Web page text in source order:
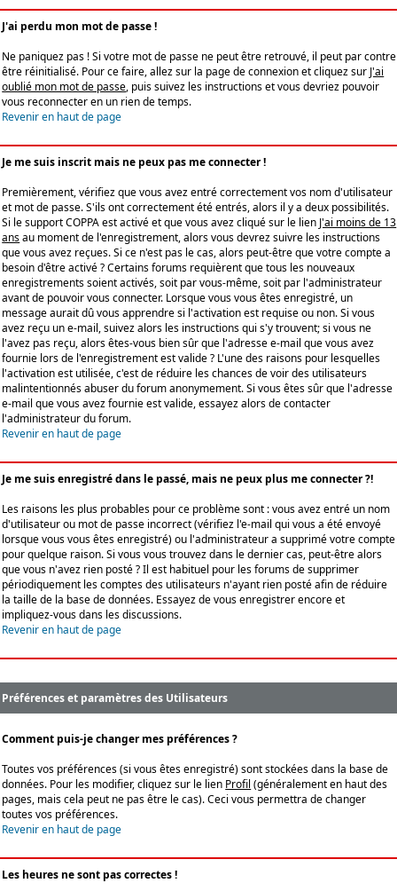
J'ai perdu mon mot de passe !
Ne paniquez pas ! Si votre mot de passe ne peut être retrouvé, il peut par contre
être réinitialisé. Pour ce faire, allez sur la page de connexion et cliquez sur J'ai
oublié mon mot de passe, puis suivez les instructions et vous devriez pouvoir
vous reconnecter en un rien de temps.
Revenir en haut de page
Je me suis inscrit mais ne peux pas me connecter !
Premièrement, vérifiez que vous avez entré correctement vos nom d'utilisateur
et mot de passe. S'ils ont correctement été entrés, alors il y a deux possibilités.
Si le support COPPA est activé et que vous avez cliqué sur le lien J'ai moins de 13
ansau moment de l'enregistrement, alors vous devrez suivre les instructions
que vous avez reçues. Si ce n'est pas le cas, alors peut-être que votre compte a
besoin d'être activé ? Certains forums requièrent que tous les nouveaux
enregistrements soient activés, soit par vous-même, soit par l'administrateur
avant de pouvoir vous connecter. Lorsque vous vous êtes enregistré, un
message aurait dû vous apprendre si l'activation est requise ou non. Si vous
avez reçu un e-mail, suivez alors les instructions qui s'y trouvent; si vous ne
l'avez pas reçu, alors êtes-vous bien sûr que l'adresse e-mail que vous avez
fournie lors de l'enregistrement est valide ? L'une des raisons pour lesquelles
l'activation est utilisée, c'est de réduire les chances de voir des utilisateurs
malintentionnés abuser du forum anonymement. Si vous êtes sûr que l'adresse
e-mail que vous avez fournie est valide, essayez alors de contacter
l'administrateur du forum.
Revenir en haut de page
Je me suis enregistré dans le passé, mais ne peux plus me connecter ?!
Les raisons les plus probables pour ce problème sont : vous avez entré un nom
d'utilisateur ou mot de passe incorrect (vérifiez l'e-mail qui vous a été envoyé
lorsque vous vous êtes enregistré) ou l'administrateur a supprimé votre compte
pour quelque raison. Si vous vous trouvez dans le dernier cas, peut-être alors
que vous n'avez rien posté ? Il est habituel pour les forums de supprimer
périodiquement les comptes des utilisateurs n'ayant rien posté afin de réduire
la taille de la base de données. Essayez de vous enregistrer encore et
impliquez-vous dans les discussions.
Revenir en haut de page
Préférences et paramètres des Utilisateurs
Comment puis-je changer mes préférences ?
Toutes vos préférences (si vous êtes enregistré) sont stockées dans la base de
données. Pour les modifier, cliquez sur le lien Profil (généralement en haut des
pages, mais cela peut ne pas être le cas). Ceci vous permettra de changer
toutes vos préférences.
Revenir en haut de page
Les heures ne sont pas correctes !